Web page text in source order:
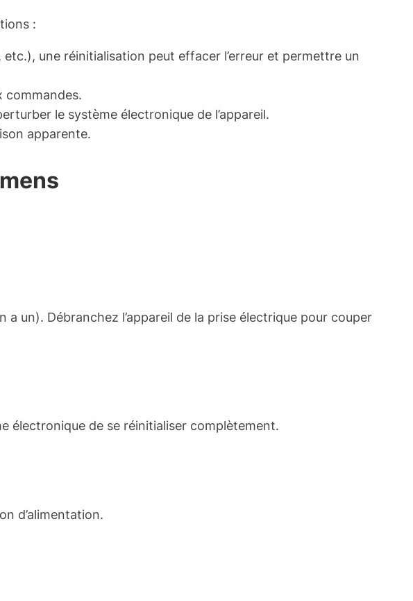
:
une réinitialisation peut effacer l’erreur et permettre un
commandes.
le système électronique de l’appareil.
apparente.
a un). Débranchez l’appareil de la prise électrique pour couper
électronique de se réinitialiser complètement.
d’alimentation.